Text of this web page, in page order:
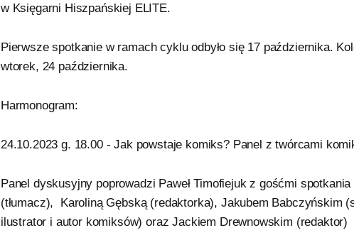
w Księgarni Hiszpańskiej ELITE.
Pierwsze spotkanie w ramach cyklu odbyło się 17 października.
wtorek, 24 października.
Harmonogram:
24.10.2023 g. 18.00 - Jak powstaje komiks? Panel z twórcami
Panel dyskusyjny poprowadzi Paweł Timofiejuk z gośćmi
(tłumacz), Karoliną Gębską (redaktorka), Jakubem Babczyńskim
ilustrator i autor komiksów) oraz Jackiem Drewnowskim (redaktor)